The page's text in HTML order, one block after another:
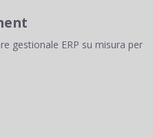
gestionale ERP su misura per